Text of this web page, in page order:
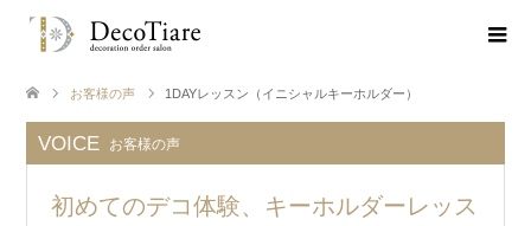
お客様の声 1DAYレッスン（イニシャルキーホルダー）
VOICE お客様の声
初めてのデコ体験、キーホルダーレッス